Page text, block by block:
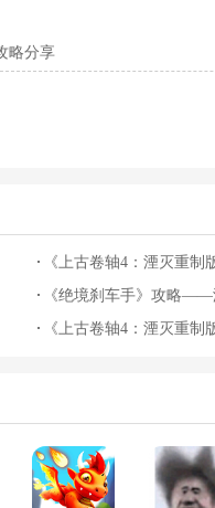
略分享
《上古卷轴4：湮灭重
享《绝境刹车手》攻略
《上古卷轴4：湮灭重